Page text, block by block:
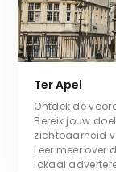
Ter Apel
Ontdek de
Bereik jouw
zichtbaarheid
Leer meer over
lokaal